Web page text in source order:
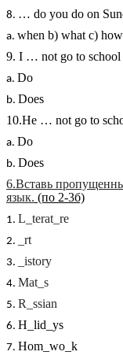
… do you do on
when b) what c) how
9. I … not go to school
Do
Does
10.He … not go to
Do
Does
6.Вставь
язык. (по 2-3б)
L_terat_re
_rt
_istory
Mat_s
R_ssian
H_lid_ys
Hom_wo_k